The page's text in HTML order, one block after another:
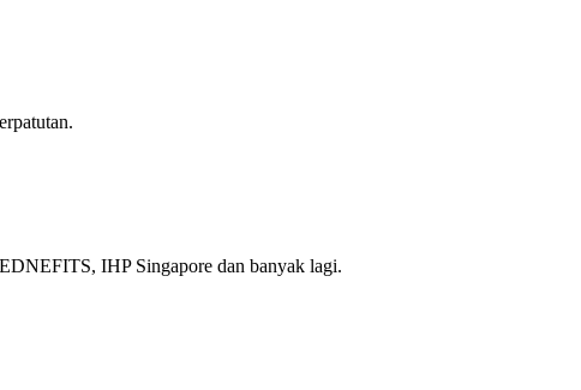
IHP Singapore dan banyak lagi.